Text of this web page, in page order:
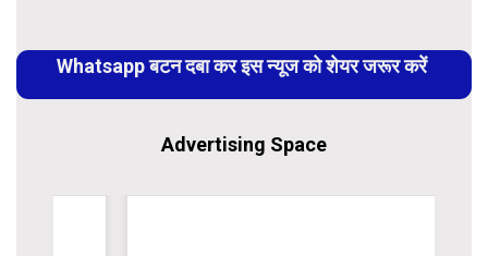
Reading
Whatsapp बटन दबा कर इस न्यूज को शेयर जरूर करें
Advertising Space